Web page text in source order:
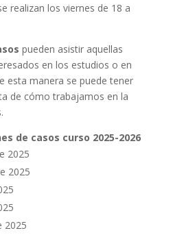
realizan los viernes de 18 a
pueden asistir aquellas
en los estudios o en
esta manera se puede tener
de cómo trabajamos en la
de casos curso 2025-2026
2025
2025
2025